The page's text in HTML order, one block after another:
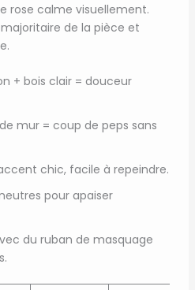
rose calme visuellement.
majoritaire de la pièce et
+ bois clair = douceur
mur = coup de peps sans
chic, facile à repeindre.
pour apaiser
du ruban de masquage